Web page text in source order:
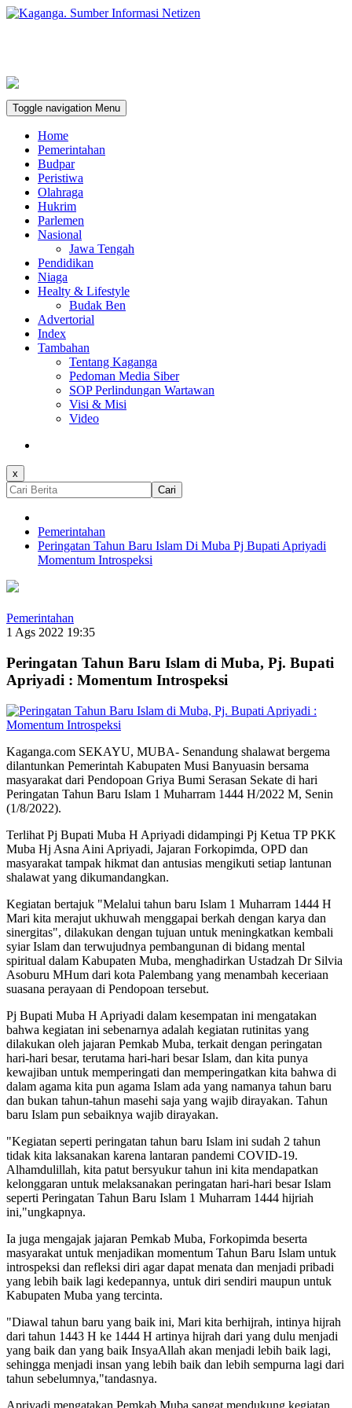
Toggle navigation Menu
Home
Pemerintahan
Budpar
Peristiwa
Olahraga
Hukrim
Parlemen
Nasional
Jawa Tengah
Pendidikan
Niaga
Healty & Lifestyle
Budak Ben
Advertorial
Index
Tambahan
Tentang Kaganga
Pedoman Media Siber
SOP Perlindungan Wartawan
Visi & Misi
Video
x
Cari
Pemerintahan
Peringatan Tahun Baru Islam Di Muba Pj Bupati Apriyadi
Momentum Introspeksi
Pemerintahan
1 Ags 2022 19:35
Peringatan Tahun Baru Islam di Muba, Pj. Bupati
Apriyadi : Momentum Introspeksi
Kaganga.com SEKAYU, MUBA- Senandung shalawat bergema
dilantunkan Pemerintah Kabupaten Musi Banyuasin bersama
masyarakat dari Pendopoan Griya Bumi Serasan Sekate di hari
Peringatan Tahun Baru Islam 1 Muharram 1444 H/2022 M, Senin
(1/8/2022).
Terlihat Pj Bupati Muba H Apriyadi didampingi Pj Ketua TP PKK
Muba Hj Asna Aini Apriyadi, Jajaran Forkopimda, OPD dan
masyarakat tampak hikmat dan antusias mengikuti setiap lantunan
shalawat yang dikumandangkan.
Kegiatan bertajuk "Melalui tahun baru Islam 1 Muharram 1444 H
Mari kita merajut ukhuwah menggapai berkah dengan karya dan
sinergitas", dilakukan dengan tujuan untuk meningkatkan kembali
syiar Islam dan terwujudnya pembangunan di bidang mental
spiritual dalam Kabupaten Muba, menghadirkan Ustadzah Dr Silvia
Asoburu MHum dari kota Palembang yang menambah keceriaan
suasana perayaan di Pendopoan tersebut.
Pj Bupati Muba H Apriyadi dalam kesempatan ini mengatakan
bahwa kegiatan ini sebenarnya adalah kegiatan rutinitas yang
dilakukan oleh jajaran Pemkab Muba, terkait dengan peringatan
hari-hari besar, terutama hari-hari besar Islam, dan kita punya
kewajiban untuk memperingati dan memperingatkan kita bahwa di
dalam agama kita pun agama Islam ada yang namanya tahun baru
dan bukan tahun-tahun masehi saja yang wajib dirayakan. Tahun
baru Islam pun sebaiknya wajib dirayakan.
"Kegiatan seperti peringatan tahun baru Islam ini sudah 2 tahun
tidak kita laksanakan karena lantaran pandemi COVID-19.
Alhamdulillah, kita patut bersyukur tahun ini kita mendapatkan
kelonggaran untuk melaksanakan peringatan hari-hari besar Islam
seperti Peringatan Tahun Baru Islam 1 Muharram 1444 hijriah
ini,"ungkapnya.
Ia juga mengajak jajaran Pemkab Muba, Forkopimda beserta
masyarakat untuk menjadikan momentum Tahun Baru Islam untuk
introspeksi dan refleksi diri agar dapat menata dan menjadi pribadi
yang lebih baik lagi kedepannya, untuk diri sendiri maupun untuk
Kabupaten Muba yang tercinta.
"Diawal tahun baru yang baik ini, Mari kita berhijrah, intinya hijrah
dari tahun 1443 H ke 1444 H artinya hijrah dari yang dulu menjadi
yang baik dan yang baik InsyaAllah akan menjadi lebih baik lagi,
sehingga menjadi insan yang lebih baik dan lebih sempurna lagi dari
tahun sebelumnya,"tandasnya.
Apriyadi mengatakan Pemkab Muba sangat mendukung kegiatan